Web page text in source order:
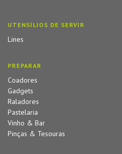
UTENSÍLIOS DE SERVIR
Lines
PREPARAR
Coadores
Gadgets
Raladores
Pastelaria
Vinho & Bar
Pinças & Tesouras